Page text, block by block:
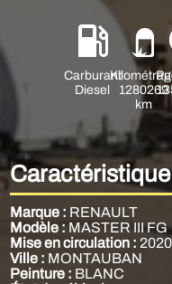
Carburant
Diesel
1280269
km
Marque : RENAULT
Modèle : MASTER III FG
Mise en circulation : 2020
Ville : MONTAUBAN
Peinture : BLANC